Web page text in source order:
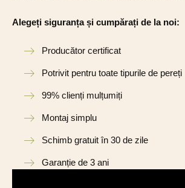
Alegeți siguranța și cumpărați de la noi:
Producător certificat
Potrivit pentru toate tipurile de pereți
99% clienți mulțumiți
Montaj simplu
Schimb gratuit în 30 de zile
Garanție de 3 ani